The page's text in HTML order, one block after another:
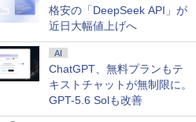
格安の「DeepSeek API」が
近日大幅値上げへ
AI
ChatGPT、無料プランもテ
キストチャットが無制限に。
GPT-5.6 Solも改善